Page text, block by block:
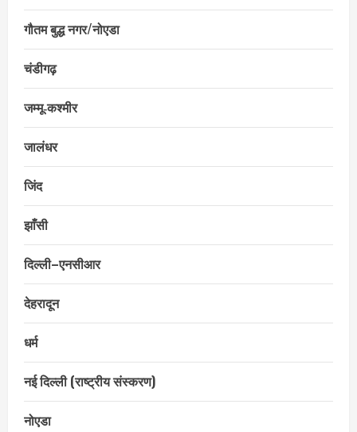
गौतम बुद्ध नगर/नोएडा
चंडीगढ़
जम्मू‑कश्मीर
जालंधर
जिंद
झाँसी
दिल्ली–एनसीआर
देहरादून
धर्म
नई दिल्ली (राष्ट्रीय संस्करण)
नोएडा